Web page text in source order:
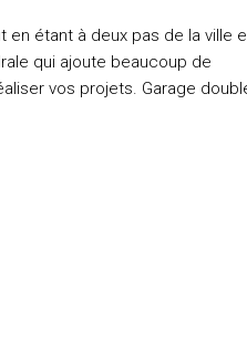
étant à deux pas de la ville
qui ajoute beaucoup de
vos projets. Garage